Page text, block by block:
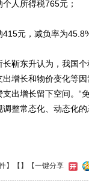
人所得税765元；
元，减负率为45.8%
东升认为，我国个
增长和物价变化等
出增长留下空间。“
整常态化、动态化的
】【 】 【一键分享